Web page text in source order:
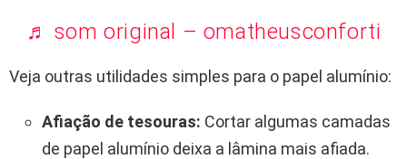
♬ som original – omatheusconforti
Veja outras utilidades simples para o papel alumínio:
Afiação de tesouras: Cortar algumas camadas
de papel alumínio deixa a lâmina mais afiada.